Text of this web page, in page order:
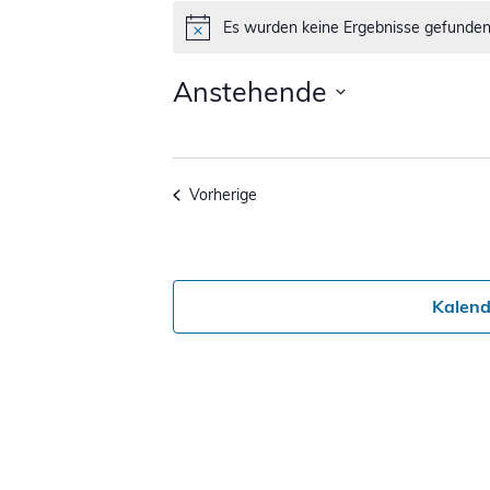
Veranstaltungen
HinweisEs wurden keine Ergebnisse gefunden.
Anstehende
wählen.
VorherigeVeranstaltungen